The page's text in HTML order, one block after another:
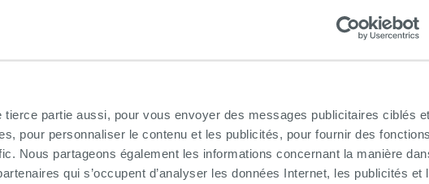
partie aussi, pour vous envoyer des messages publicitaires ciblés
pour personnaliser le contenu et les publicités, pour fournir des
Nous partageons également les informations concernant la manière
qui s’occupent d’analyser les données Internet, les publicités et